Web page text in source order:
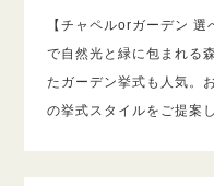
【チャペルorガーデン
で自然光と緑に包まれる
たガーデン挙式も人気。
の挙式スタイルをご提案し